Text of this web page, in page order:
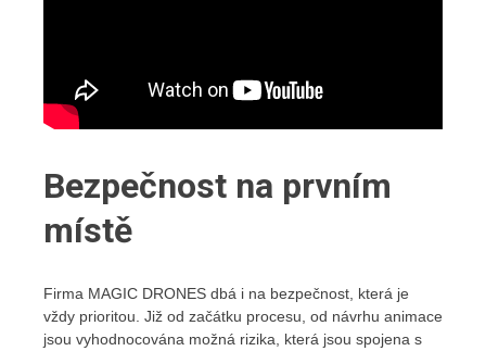
Bezpečnost na prvním
místě
Firma MAGIC DRONES dbá i na bezpečnost, která je
vždy prioritou. Již od začátku procesu, od návrhu animace
jsou vyhodnocována možná rizika, která jsou spojena s